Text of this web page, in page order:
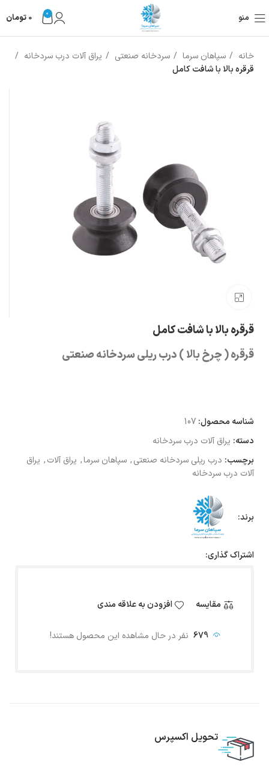
منو 0
0 تومان
خانه سپاهان سرما سردخانه صنعتی
یراق آلات درب سردخانه
قرقره بالا با شافت کامل
قرقره بالا با شافت کامل
قرقره ( چرخ بالا ) درب ریلی سردخانه صنعتی
شناسه محصول: 107
دسته: یراق آلات درب سردخانه
برچسب: درب ریلی سردخانه صنعتی, سپاهان سرما, یراق آلات, یراق
آلات درب سردخانه
برند:
اشتراک گذاری:
مقایسه افزودن به علاقه مندی
679 نفر در حال مشاهده این محصول هستند!
تحویل اکسپرس